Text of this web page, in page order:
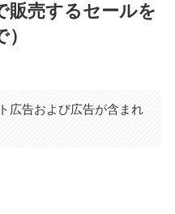
販売するセールを
広告および広告が含まれ